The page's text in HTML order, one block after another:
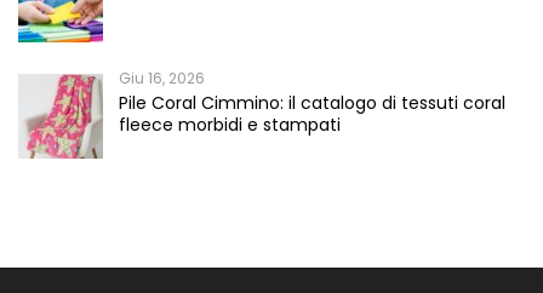
Giu 16, 2026
Pile Coral Cimmino: il catalogo di tessuti coral
fleece morbidi e stampati